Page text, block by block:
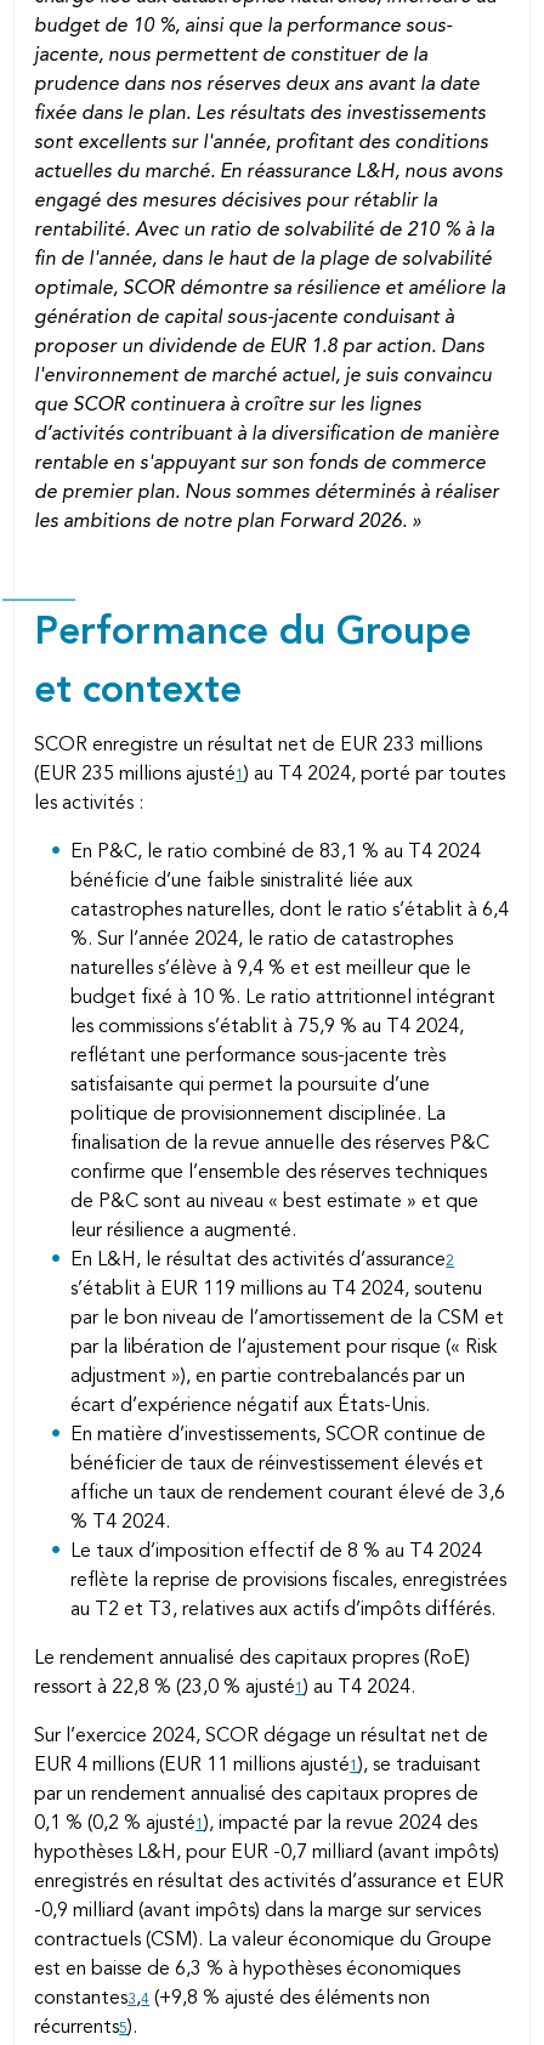
budget de 10 %, ainsi que la performance sous-
jacente, nous permettent de constituer de la
prudence dans nos réserves deux ans avant la date
fixée dans le plan. Les résultats des investissements
sont excellents sur l'année, profitant des conditions
actuelles du marché. En réassurance L&H, nous avons
engagé des mesures décisives pour rétablir la
rentabilité. Avec un ratio de solvabilité de 210 % à la
fin de l'année, dans le haut de la plage de solvabilité
optimale, SCOR démontre sa résilience et améliore la
génération de capital sous-jacente conduisant à
proposer un dividende de EUR 1.8 par action. Dans
l'environnement de marché actuel, je suis convaincu
que SCOR continuera à croître sur les lignes
d’activités contribuant à la diversification de manière
rentable en s'appuyant sur son fonds de commerce
de premier plan. Nous sommes déterminés à réaliser
les ambitions de notre plan Forward 2026. »
Performance du Groupe
et contexte
SCOR enregistre un résultat net de EUR 233 millions
(EUR 235 millions ajusté1 ) au T4 2024, porté par toutes
les activités :
En P&C, le ratio combiné de 83,1 % au T4 2024
bénéficie d’une faible sinistralité liée aux
catastrophes naturelles, dont le ratio s’établit à 6,4
%. Sur l’année 2024, le ratio de catastrophes
naturelles s’élève à 9,4 % et est meilleur que le
budget fixé à 10 %. Le ratio attritionnel intégrant
les commissions s’établit à 75,9 % au T4 2024,
reflétant une performance sous-jacente très
satisfaisante qui permet la poursuite d’une
politique de provisionnement disciplinée. La
finalisation de la revue annuelle des réserves P&C
confirme que l’ensemble des réserves techniques
de P&C sont au niveau « best estimate » et que
leur résilience a augmenté.
En L&H, le résultat des activités d’assurance2
s’établit à EUR 119 millions au T4 2024, soutenu
par le bon niveau de l’amortissement de la CSM et
par la libération de l’ajustement pour risque (« Risk
adjustment »), en partie contrebalancés par un
écart d’expérience négatif aux États-Unis.
En matière d’investissements, SCOR continue de
bénéficier de taux de réinvestissement élevés et
affiche un taux de rendement courant élevé de 3,6
% T4 2024.
Le taux d’imposition effectif de 8 % au T4 2024
reflète la reprise de provisions fiscales, enregistrées
au T2 et T3, relatives aux actifs d’impôts différés.
Le rendement annualisé des capitaux propres (RoE)
ressort à 22,8 % (23,0 % ajusté1 ) au T4 2024.
Sur l’exercice 2024, SCOR dégage un résultat net de
EUR 4 millions (EUR 11 millions ajusté1 ), se traduisant
par un rendement annualisé des capitaux propres de
0,1 % (0,2 % ajusté1 ), impacté par la revue 2024 des
hypothèses L&H, pour EUR -0,7 milliard (avant impôts)
enregistrés en résultat des activités d’assurance et EUR
-0,9 milliard (avant impôts) dans la marge sur services
contractuels (CSM). La valeur économique du Groupe
est en baisse de 6,3 % à hypothèses économiques
constantes3,4 (+9,8 % ajusté des éléments non
récurrents5).